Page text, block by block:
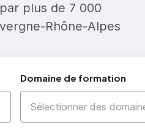
plus de 7 000
Rhône-Alpes
Domaine de formation